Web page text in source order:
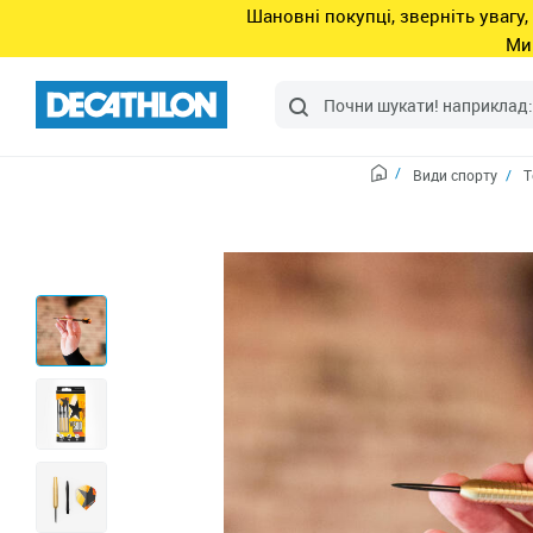
Шановні покупці, зверніть
Ми
Види спорту